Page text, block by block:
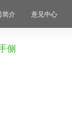
简介 意见中心
侧